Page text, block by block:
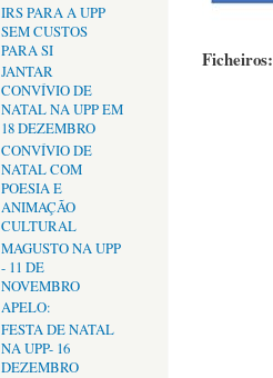
IRS PARA A UPP
SEM CUSTOS
PARA SI
JANTAR
CONVÍVIO DE
NATAL NA UPP EM
18 DEZEMBRO
CONVÍVIO DE
NATAL COM
POESIA E
ANIMAÇÃO
CULTURAL
MAGUSTO NA UPP
- 11 DE
NOVEMBRO
APELO:
FESTA DE NATAL
NA UPP- 16
DEZEMBRO
Ficheiros: